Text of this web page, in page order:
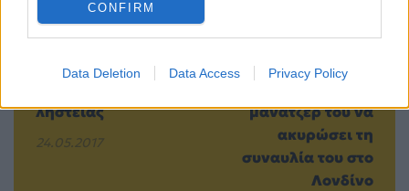
CONFIRM
Data Deletion Data Access Privacy Policy
Τα Nike Air Max 97
Metallic Gold
ληστείας
24.05.2017
Θαυμαστές του
Justin Bieber
μάνατζερ του να
ακυρώσει τη
συναυλία του στο
Λονδίνο